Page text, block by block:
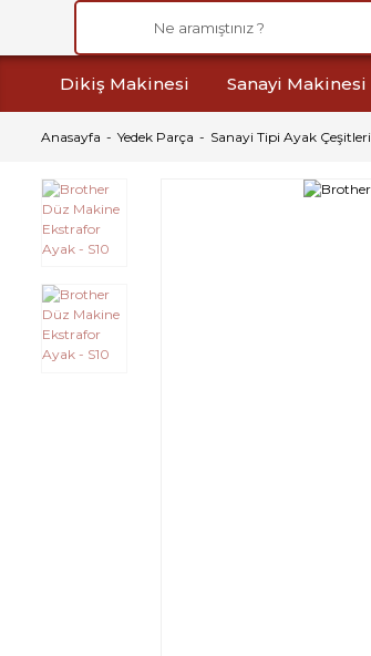
Dikiş Makinesi Sanayi Makinesi
Anasayfa Yedek Parça Sanayi Tipi Ayak Çeşitleri